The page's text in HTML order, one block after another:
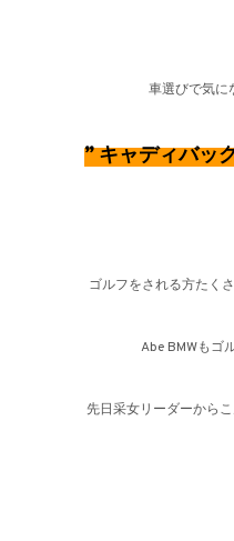
車選びで気に
” キャディバッ
ゴルフをされる方たく
Abe BMWもゴ
先日采女リーダーから